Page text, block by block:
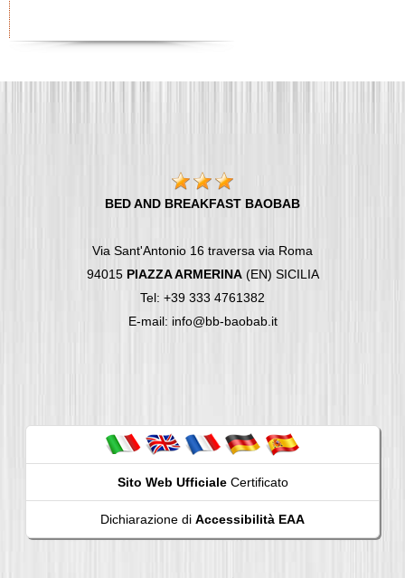
BED AND BREAKFAST BAOBAB
Via Sant'Antonio 16 traversa via Roma
94015 PIAZZA ARMERINA(EN) SICILIA
Tel: +39 333 4761382
E-mail: info@bb-baobab.it
Sito Web UfficialeCertificato
Dichiarazione di Accessibilità EAA